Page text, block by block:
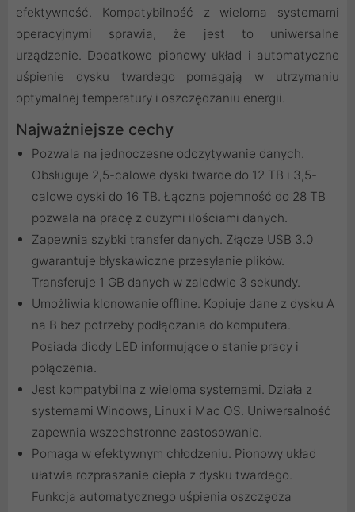
efektywność. Kompatybilność z wieloma systemami
operacyjnymi sprawia, że jest to uniwersalne
urządzenie. Dodatkowo pionowy układ i automatyczne
uśpienie dysku twardego pomagają w utrzymaniu
optymalnej temperatury i oszczędzaniu energii.
Najważniejsze cechy
Pozwala na jednoczesne odczytywanie danych.
Obsługuje 2,5-calowe dyski twarde do 12 TB i 3,5-
calowe dyski do 16 TB. Łączna pojemność do 28 TB
pozwala na pracę z dużymi ilościami danych.
Zapewnia szybki transfer danych. Złącze USB 3.0
gwarantuje błyskawiczne przesyłanie plików.
Transferuje 1 GB danych w zaledwie 3 sekundy.
Umożliwia klonowanie offline. Kopiuje dane z dysku A
na B bez potrzeby podłączania do komputera.
Posiada diody LED informujące o stanie pracy i
połączenia.
Jest kompatybilna z wieloma systemami. Działa z
systemami Windows, Linux i Mac OS. Uniwersalność
zapewnia wszechstronne zastosowanie.
Pomaga w efektywnym chłodzeniu. Pionowy układ
ułatwia rozpraszanie ciepła z dysku twardego.
Funkcja automatycznego uśpienia oszczędza